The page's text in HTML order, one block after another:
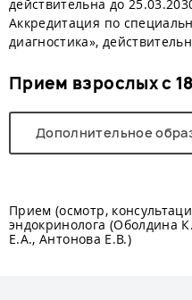
действительна до
Аккредитация по
диагностика»,
Прием взрослых с
Дополнительное
Прием (осмотр,
эндокринолога (Оболдина
Е.А., Антонова Е.В.)